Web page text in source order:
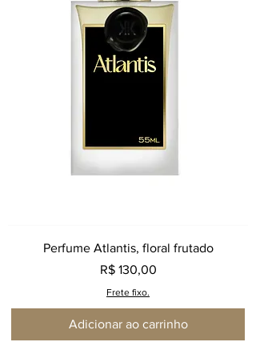
Perfume Atlantis, floral frutado
Preço
R$ 130,00
Frete fixo.
Adicionar ao carrinho